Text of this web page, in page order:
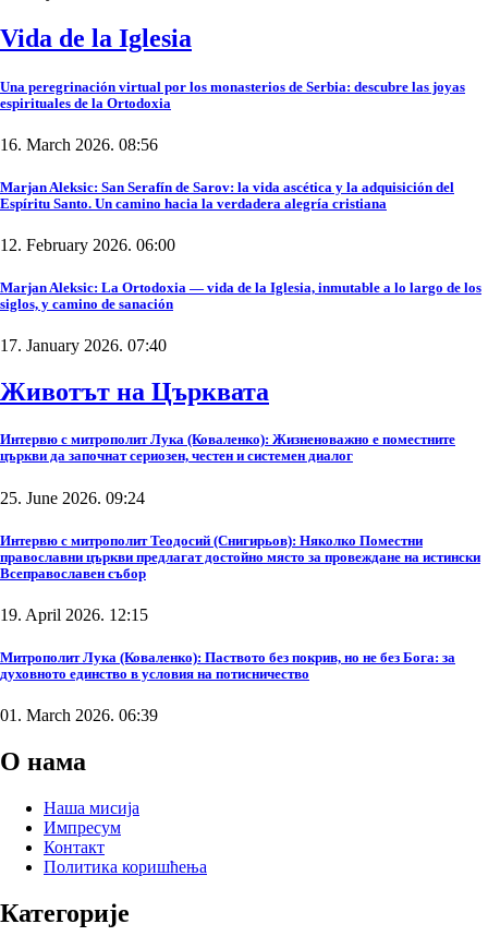
Vida de la Iglesia
Una peregrinación virtual por los monasterios de Serbia: descubre las joyas
espirituales de la Ortodoxia
16. March 2026. 08:56
Marjan Aleksic: San Serafín de Sarov: la vida ascética y la adquisición del
Espíritu Santo. Un camino hacia la verdadera alegría cristiana
12. February 2026. 06:00
Marjan Aleksic: La Ortodoxia — vida de la Iglesia, inmutable a lo largo de los
siglos, y camino de sanación
17. January 2026. 07:40
Животът на Църквата
Интервю с митрополит Лука (Коваленко): Жизненоважно е поместните
църкви да започнат сериозен, честен и системен диалог
25. June 2026. 09:24
Интервю с митрополит Теодосий (Снигирьов): Няколко Поместни
православни църкви предлагат достойно място за провеждане на истински
Всеправославен събор
19. April 2026. 12:15
Митрополит Лука (Коваленко): Паството без покрив, но не без Бога: за
духовното единство в условия на потисничество
01. March 2026. 06:39
О нама
Наша мисија
Импресум
Контакт
Политика коришћења
Категорије